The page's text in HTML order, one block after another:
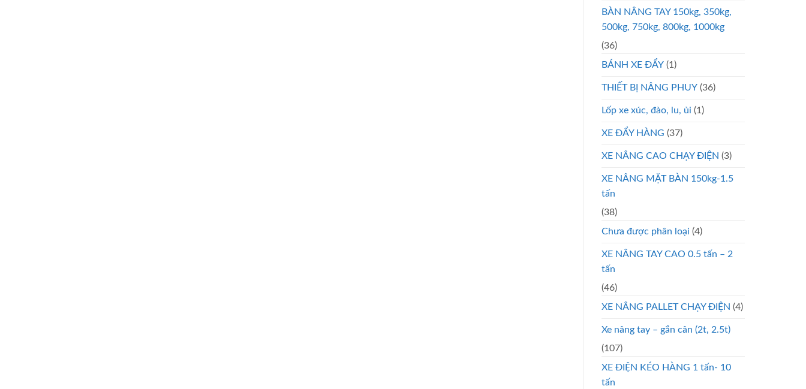
BÀN NÂNG TAY 150kg, 350kg,
500kg, 750kg, 800kg, 1000kg
(36)
BÁNH XE ĐẨY (1)
THIẾT BỊ NÂNG PHUY (36)
Lốp xe xúc, đào, lu, ủi (1)
XE ĐẨY HÀNG (37)
XE NÂNG CAO CHẠY ĐIỆN (3)
XE NÂNG MẶT BÀN 150kg-1.5
tấn
(38)
Chưa được phân loại (4)
XE NÂNG TAY CAO 0.5 tấn – 2
tấn
(46)
XE NÂNG PALLET CHẠY ĐIỆN (4)
Xe nâng tay – gắn cân (2t, 2.5t)
(107)
XE ĐIỆN KÉO HÀNG 1 tấn- 10
tấn